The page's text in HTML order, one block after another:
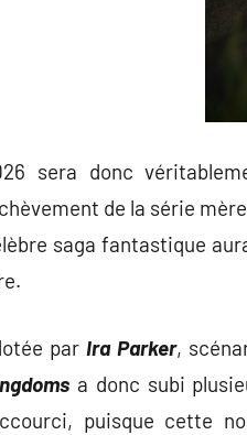
sera donc
de la série
saga fantastique
par Ira Parker,
a donc subi
puisque cette